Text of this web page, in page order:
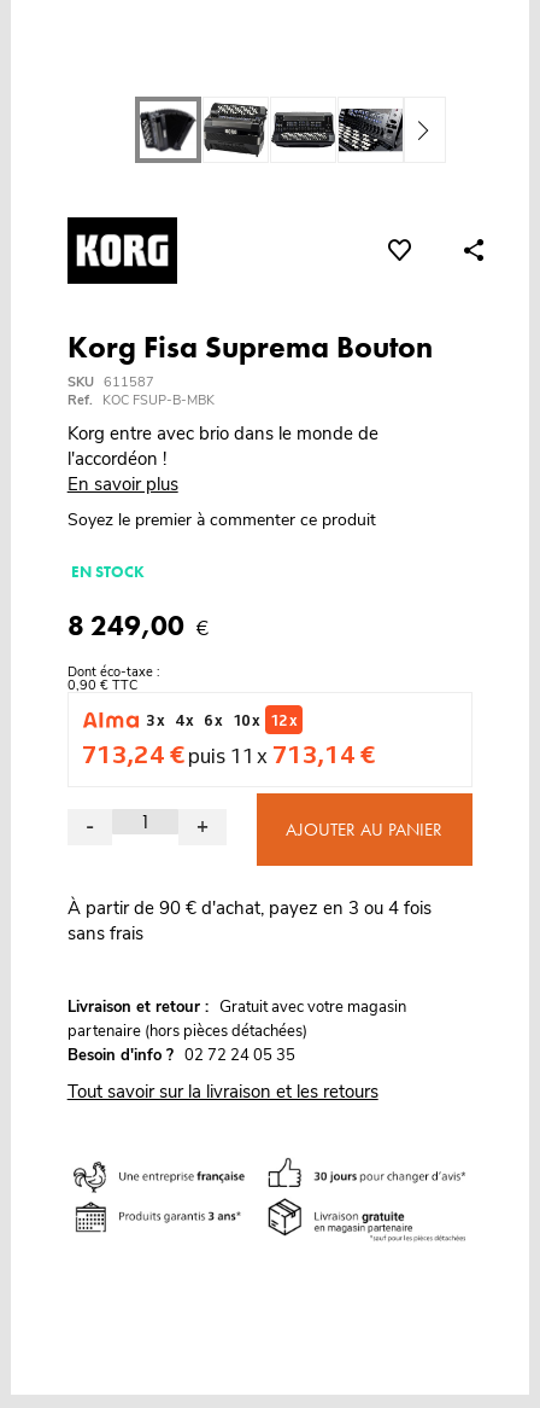
Korg Fisa Suprema Bouton
SKU 611587
Ref.
KOC FSUP-B-MBK
Korg entre avec brio dans le monde de
l'accordéon !
En savoir plus
Soyez le premier à commenter ce produit
EN STOCK
8 249,00 €
Dont éco-taxe :
0,90 € TTC
3 x
4 x 6 x 10 x 12 x
713,24 €puis 11 x 713,14 €
- + AJOUTER AU PANIER
À partir de 90 € d'achat, payez en 3 ou 4 fois
sans frais
Livraison et retour : Gratuit avec votre magasin
partenaire (hors pièces détachées)
Besoin d'info ? 02 72 24 05 35
Tout savoir sur la livraison et les retours